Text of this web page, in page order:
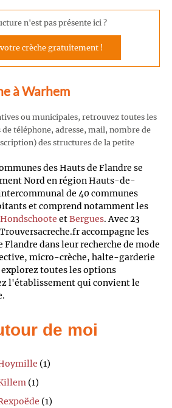
n'est pas présente ici ?
crèche gratuitement !
à Warhem
ou municipales, retrouvez toutes les
téléphone, adresse, mail, nombre de
des structures de la petite
des Hauts de Flandre se
Nord en région Hauts-de-
de 40 communes
et comprend notamment les
Hondschoote etBergues. Avec 23
accompagne les
dans leur recherche de mode
micro-crèche, halte-garderie
toutes les options
l'établissement qui convient le
de moi
(1)
(1)
(1)